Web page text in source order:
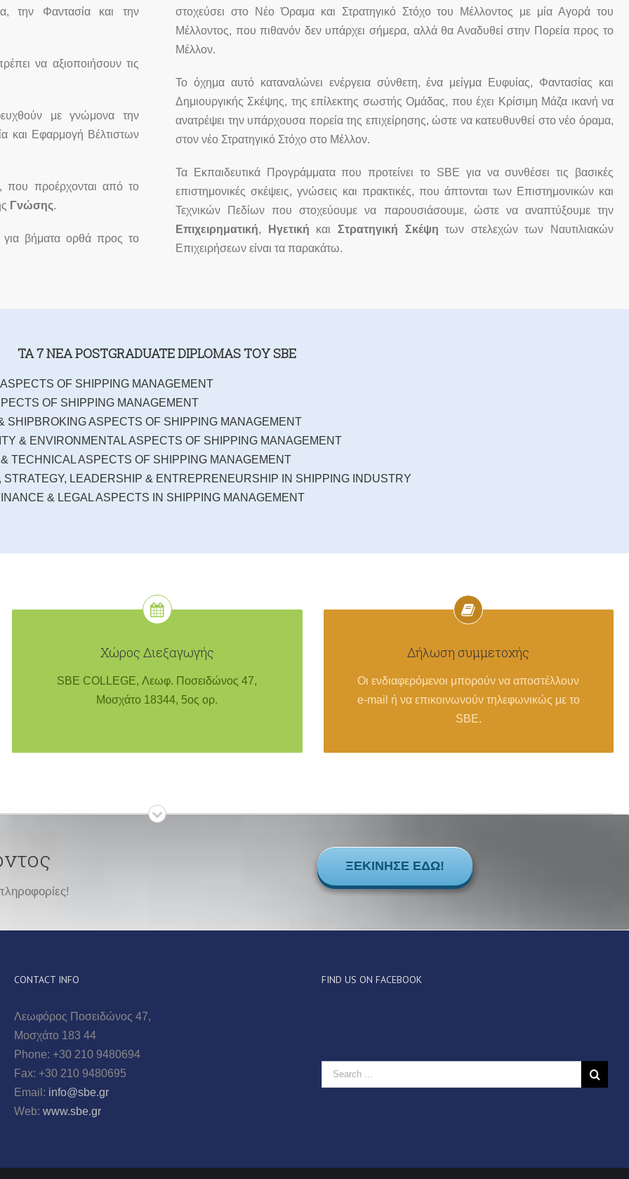
την Φαντασία και την
να αξιοποιήσουν τις
με γνώμονα την
και Εφαρμογή Βέλτιστων
, που προέρχονται από το
Γνώσης.
για βήματα ορθά προς το
στοχεύσει στο Νέο Όραμα και Στρατηγικό Στόχο του Μέλλοντος με μία Αγορά του
Μέλλοντος, που πιθανόν δεν υπάρχει σήμερα, αλλά θα Αναδυθεί στην Πορεία προς το
Μέλλον.
Το όχημα αυτό καταναλώνει ενέργεια σύνθετη, ένα μείγμα Ευφυίας, Φαντασίας και
Δημιουργικής Σκέψης, της επίλεκτης σωστής Ομάδας, που έχει Κρίσιμη Μάζα ικανή να
ανατρέψει την υπάρχουσα πορεία της επιχείρησης, ώστε να κατευθυνθεί στο νέο όραμα,
στον νέο Στρατηγικό Στόχο στο Μέλλον.
Τα Εκπαιδευτικά Προγράμματα που προτείνει το SBE για να συνθέσει τις βασικές
επιστημονικές σκέψεις, γνώσεις και πρακτικές, που άπτονται των Επιστημονικών και
Τεχνικών Πεδίων που στοχεύουμε να παρουσιάσουμε, ώστε να αναπτύξουμε την
Επιχειρηματική, Ηγετική και Στρατηγική Σκέψη των στελεχών των Ναυτιλιακών
Επιχειρήσεων είναι τα παρακάτω.
TA 7 NEA POSTGRADUATE DIPLOMAS ΤΟΥ SBE
OF SHIPPING MANAGEMENT
OF SHIPPING MANAGEMENT
SHIPBROKING ASPECTS OF SHIPPING MANAGEMENT
& ENVIRONMENTAL ASPECTS OF SHIPPING MANAGEMENT
TECHNICAL ASPECTS OF SHIPPING MANAGEMENT
STRATEGY, LEADERSHIP & ENTREPRENEURSHIP IN SHIPPING INDUSTRY
& LEGAL ASPECTS IN SHIPPING MANAGEMENT
Χώρος Διεξαγωγής
SBE COLLEGE, Λεωφ. Ποσειδώνος 47,
Μοσχάτο 18344, 5ος ορ.
Δήλωση συμμετοχής
Οι ενδιαφερόμενοι μπορούν να αποστέλλουν
e-mail ή να επικοινωνούν τηλεφωνικώς με το
SBE.
ΞΕΚΊΝΗΣΕ ΕΔΏ!
CONTACT INFO
Λεωφόρος Ποσειδώνος 47,
Μοσχάτο 183 44
Phone: +30 210 9480694
Fax: +30 210 9480695
Email: info@sbe.gr
Web: www.sbe.gr
FIND US ON FACEBOOK